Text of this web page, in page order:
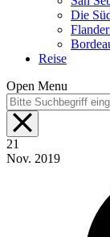
Die
Reise
Open Menu
21
Nov. 2019